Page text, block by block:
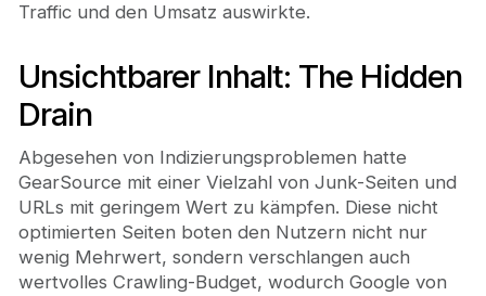
Traffic und den Umsatz auswirkte.
Unsichtbarer Inhalt: The Hidden
Drain
Abgesehen von Indizierungsproblemen hatte
GearSource mit einer Vielzahl von Junk-Seiten und
URLs mit geringem Wert zu kämpfen. Diese nicht
optimierten Seiten boten den Nutzern nicht nur
wenig Mehrwert, sondern verschlangen auch
wertvolles Crawling-Budget, wodurch Google von